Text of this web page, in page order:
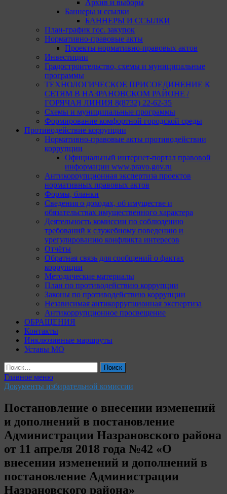
Архив и выборы
Баннеры и ссылки
БАННЕРЫ И ССЫЛКИ
План-график гос. закупок
Нормативно-правовые акты
Проекты нормативно-правовых актов
Инвестиции
Градостроительство, схемы и муниципальные
программы
ТЕХНОЛОГИЧЕСКОЕ ПРИСОЕДИНЕНИЕ К
СЕТЯМ В НАЗРАНОВСКОМ РАЙОНЕ /
ГОРЯЧАЯ ЛИНИЯ 8(8732) 22-62-35
Схемы и муниципальные программы
Формирование комфортной городской среды
Противодействие коррупции
Нормативно-правовые акты противодействии
коррупции
Официальный интернет-портал правовой
информации www.pravo.gov.ru
Антикоррупционная экспертиза проектов
нормативных правовых актов
Формы, бланки
Сведения о доходах, об имуществе и
обязательствах имущественного характера
Деятельность комиссии по соблюдению
требований к служебному поведению и
урегулированию конфликта интересов
Отчёты
Обратная связь для сообщений о фактах
коррупции
Методические материалы
План по противодействию коррупции
Законы по противодействию коррупции
Независимая антикоррупционная экспертиза
Антикоррупционное просвещение
ОБРАЩЕНИЯ
Контакты
Инклюзивные маршруты
Уставы МО
Найти:
Главное меню
Документы избирательной комиссии
Постановление о внесении изменений
и дополнений в постановление
Администрации Назрановского района
от 11 апреля 2018 года №42 «О
внесении изменений и дополнений в
постановление Администрации
Назрановского района»